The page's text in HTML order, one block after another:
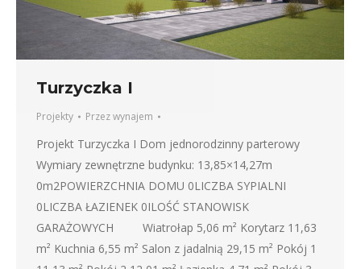
Turzyczka I
Projekty Przezwynajem
Projekt Turzyczka I Dom jednorodzinny parterowy
Wymiary zewnętrzne budynku: 13,85×14,27m
0m2POWIERZCHNIA DOMU 0LICZBA SYPIALNI
0LICZBA ŁAZIENEK 0ILOŚĆ STANOWISK
GARAŻOWYCH Wiatrołap 5,06 m² Korytarz 11,63
m² Kuchnia 6,55 m² Salon z jadalnią 29,15 m² Pokój 1